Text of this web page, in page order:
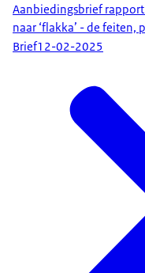
Aanbiedingsbrief rapport
naar ‘flakka’ - de feiten,
Brief12-02-2025